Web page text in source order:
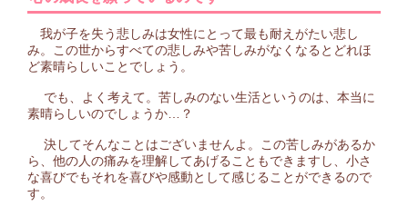
我が子を失う悲しみは女性にとって最も耐えがたい悲し
み。この世からすべての悲しみや苦しみがなくなるとどれほ
ど素晴らしいことでしょう。
でも、よく考えて。苦しみのない生活というのは、本当に
素晴らしいのでしょうか…？
決してそんなことはございませんよ。この苦しみがあるか
ら、他の人の痛みを理解してあげることもできますし、小さ
な喜びでもそれを喜びや感動として感じることができるので
す。